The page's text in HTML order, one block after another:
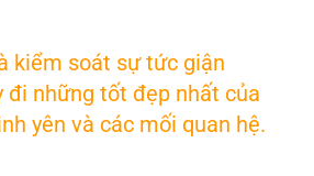
kiểm soát sự tức giận
đi những tốt đẹp nhất của
yên và các mối quan hệ.